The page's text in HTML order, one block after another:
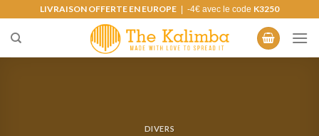
content
LIVRAISON OFFERTE EN EUROPE | -4€ avec le code K3250
DIVERS